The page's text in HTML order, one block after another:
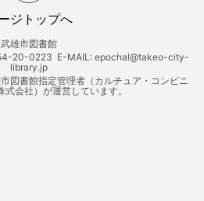
ジトップへ
武雄市図書館
20-0223 E-MAIL: epochal@takeo-city-
library.jp
図書館指定管理者（カルチュア・コンビニ
式会社）が運営しています。